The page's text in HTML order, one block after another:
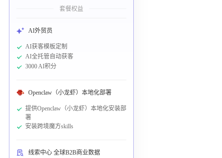
套餐权益
AI外贸员
AI获客模板定制
AI全托管自动获客
3000 AI积分
Openclaw（小龙虾）本地化部署
提供Openclaw（小龙虾）本地化安装部
署
安装跨境魔方skills
线索中心 全球B2B商业数据